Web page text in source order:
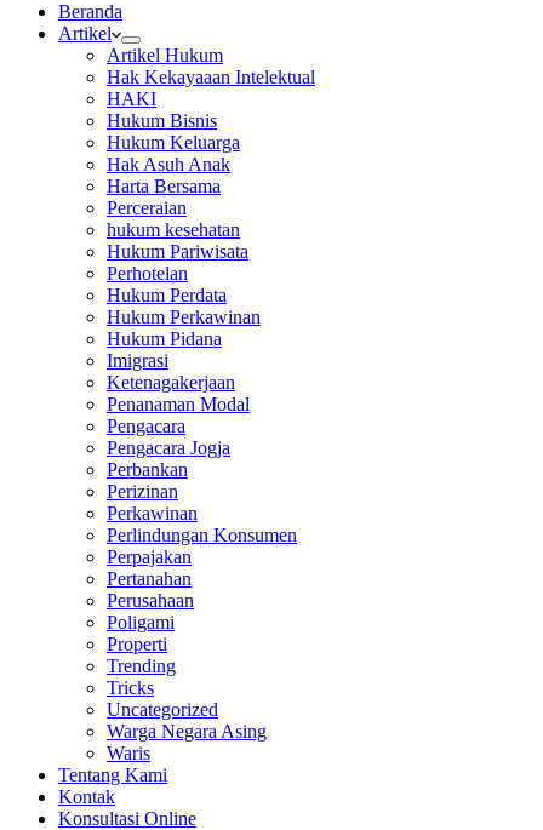
Beranda
Artikel
Artikel Hukum
Hak Kekayaaan Intelektual
HAKI
Hukum Bisnis
Hukum Keluarga
Hak Asuh Anak
Harta Bersama
Perceraian
hukum kesehatan
Hukum Pariwisata
Perhotelan
Hukum Perdata
Hukum Perkawinan
Hukum Pidana
Imigrasi
Ketenagakerjaan
Penanaman Modal
Pengacara
Pengacara Jogja
Perbankan
Perizinan
Perkawinan
Perlindungan Konsumen
Perpajakan
Pertanahan
Perusahaan
Poligami
Properti
Trending
Tricks
Uncategorized
Warga Negara Asing
Waris
Tentang Kami
Kontak
Konsultasi Online